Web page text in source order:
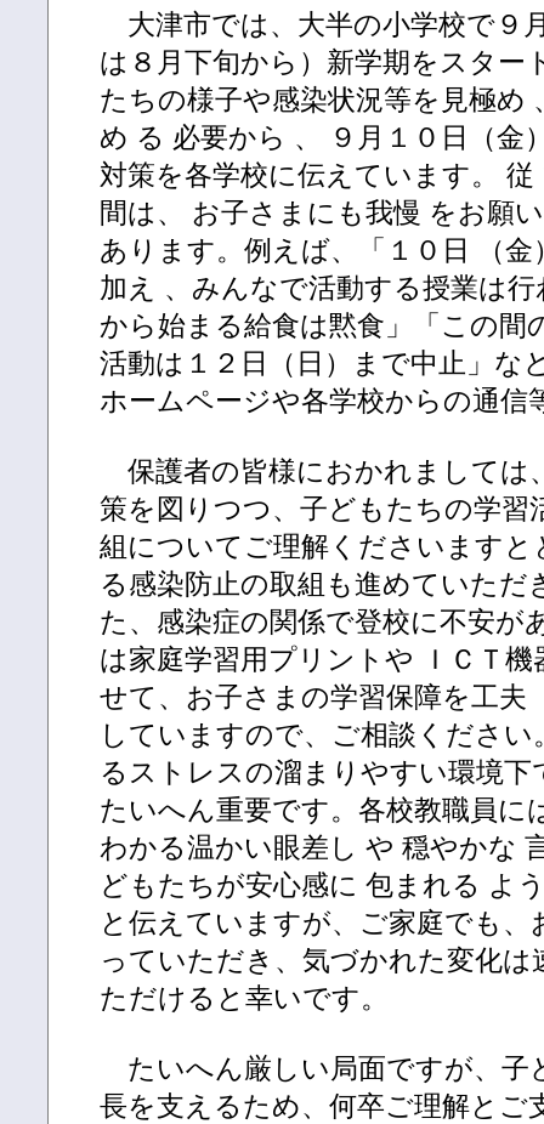
大津市では、大半の小学校で９
は８月下旬から）新学期をスター
たちの様子や感染状況等を見極め
め る 必要から 、 ９月１０日（金
対策を各学校に伝えています。
間は、 お子さまにも我慢 をお願
あります。例えば、「１０日 （
加え 、みんなで活動する授業は
から始まる給食は黙食」「この間
活動は１２日（日）まで中止」な
ホームページや各学校からの通信
保護者の皆様におかれましては
策を図りつつ、子どもたちの学習
組についてご理解くださいます
る感染防止の取組も進めていただ
た、感染症の関係で登校に不安が
は家庭学習用プリントや ＩＣＴ
せて、お子さまの学習保障を工夫
していますので、ご相談くださ
るストレスの溜まりやすい環境
たいへん重要です。各校教職員に
わかる温かい眼差し や 穏やかな
どもたちが安心感に 包まれる よ
と伝えていますが、ご家庭でも
っていただき、気づかれた変化
ただけると幸いです。
たいへん厳しい局面ですが、子
長を支えるため、何卒ご理解とご